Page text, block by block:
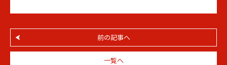
前の記事へ
一覧へ